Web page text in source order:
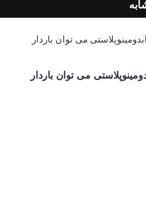
می توان باردار